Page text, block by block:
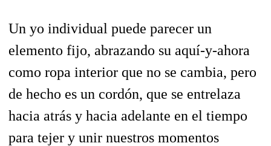
Un yo individual puede parecer un
elemento fijo, abrazando su aquí-y-ahora
como ropa interior que no se cambia, pero
de hecho es un cordón, que se entrelaza
hacia atrás y hacia adelante en el tiempo
para tejer y unir nuestros momentos